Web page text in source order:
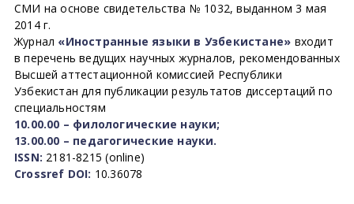
СМИ на основе свидетельства № 1032, выданном 3 мая
2014 г.
Журнал «Иностранные языки в Узбекистане» входит
в перечень ведущих научных журналов, рекомендованных
Высшей аттестационной комиссией Республики
Узбекистан для публикации результатов диссертаций по
специальностям
10.00.00 – филологические науки;
13.00.00 – педагогические науки.
ISSN: 2181-8215 (online)
Crossref DOI: 10.36078